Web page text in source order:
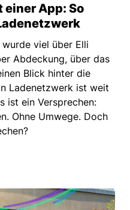
einer App: So
viel über Elli
Abdeckung, über das
Blick hinter die
Ladenetzwerk ist weit
ist ein Versprechen:
Ohne Umwege. Doch